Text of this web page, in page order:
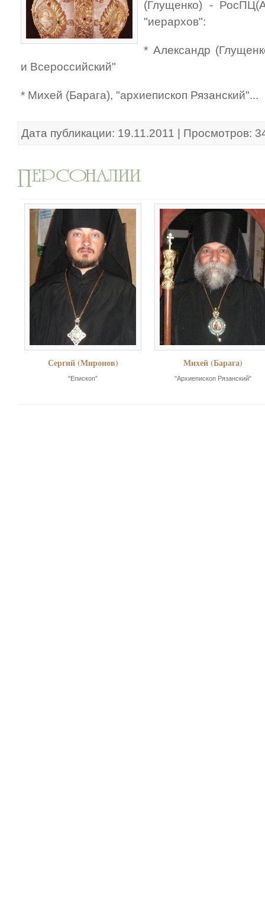
(Глущенко) -
"иерархов":
* Александр
и Всероссийский"
* Михей (Барага), "архиепископ Рязанский"...
Дата публикации: 19.11.2011 | Просмотров:
Сергий (Миронов)
"Епископ"
Михей (Барага)
"Архиепископ Рязанский"